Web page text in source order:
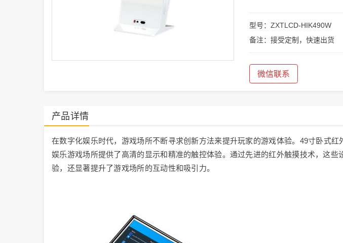
型号：ZXTLCD-HIK490W
备注：接受定制，快速出货
微信联系
产品详情
在数字化娱乐时代，游戏场所不断寻求创新方法来提升玩家的游戏体验。49寸卧式红
娱乐游戏场所提供了高清的显示和精准的触控体验。通过先进的红外触摸技术，这些
验，还显著提升了游戏场所的互动性和吸引力。